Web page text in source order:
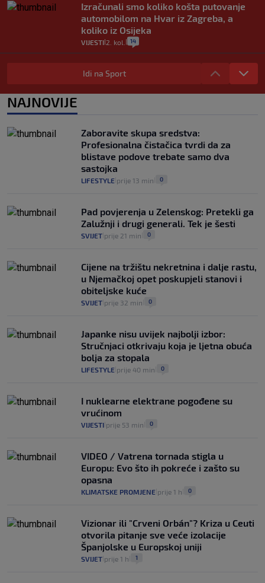
Izračunali smo koliko košta putovanje
automobilom na Hvar iz Zagreba, a
koliko iz Osijeka
VIJESTI 2. kol. 14
"Kći je otišla na more, a zaboravila
zdravstvenu iskaznicu". Kakva su prava
pacijenata izvan mjesta prebivališta?
1
Plenković na 15 dana ukine mjere: "Ne bi
se dogodilo ništa. Vlada se zaljubila u te
intervencije"
30. srp. 25
Idi na Sport
NAJNOVIJE
Zaboravite skupa sredstva:
Profesionalna čistačica tvrdi da za
blistave podove trebate samo dva
sastojka
LIFESTYLE prije 13 min 0
Pad povjerenja u Zelenskog: Pretekli ga
Zalužnji i drugi generali. Tek je šesti
SVIJET prije 21 min 0
Cijene na tržištu nekretnina i dalje rastu,
u Njemačkoj opet poskupjeli stanovi i
obiteljske kuće
SVIJET prije 32 min 0
Japanke nisu uvijek najbolji izbor:
Stručnjaci otkrivaju koja je ljetna obuća
bolja za stopala
LIFESTYLE prije 40 min 0
I nuklearne elektrane pogođene su
vrućinom
VIJESTI prije 53 min 0
VIDEO / Vatrena tornada stigla u
Europu: Evo što ih pokreće i zašto su
opasna
KLIMATSKE PROMJENE prije 1 h 0
Vizionar ili "Crveni Orbán"? Kriza u Ceuti
otvorila pitanje sve veće izolacije
Španjolske u Europskoj uniji
SVIJET prije 1 h 1